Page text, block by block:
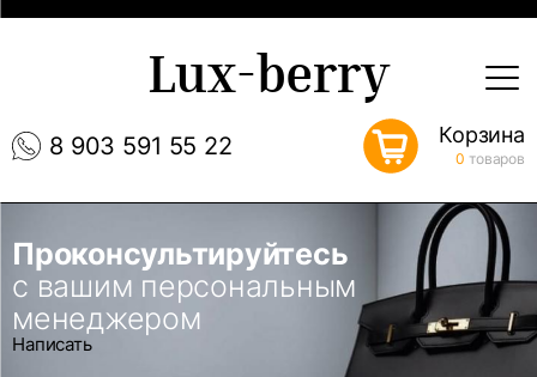
8 903 591 55 22
Lux-berry
Корзина
0 товаров
Проконсультируйтесь
с вашим персональным
менеджером
Написать